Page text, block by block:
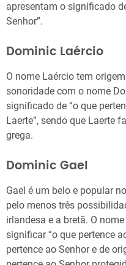
apresentam o significado
Senhor”.
Dominic Laércio
O nome Laércio tem
sonoridade com o nome
significado de “o que
Laerte”, sendo que Laerte
grega.
Dominic Gael
Gael é um belo e popular
pelo menos três
irlandesa e a bretã. O
significar “o que pertence
pertence ao Senhor e de